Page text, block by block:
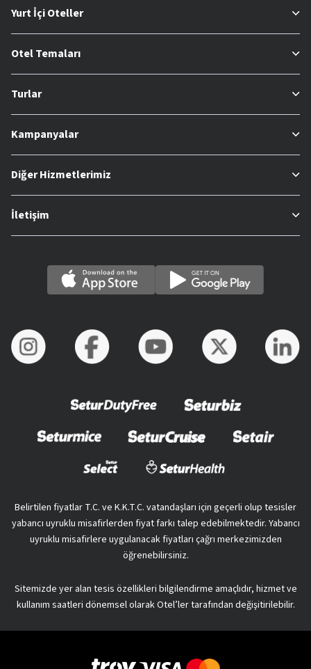
Yurt İçi Oteller
Otel Temaları
Turlar
Kampanyalar
Diğer Hizmetlerimiz
İletişim
Belirtilen fiyatlar T.C. ve K.K.T.C. vatandaşları için geçerli olup tesisler
yabancı uyruklu misafirlerden fiyat farkı talep edebilmektedir. Yabancı
uyruklu misafirlere uygulanacak fiyatları çağrı merkezimizden
öğrenebilirsiniz.
Sitemizde yer alan tesis özellikleri bilgilendirme amaçlıdır, hizmet ve
kullanım saatleri dönemsel olarak Otel’ler tarafından değişitirilebilir.